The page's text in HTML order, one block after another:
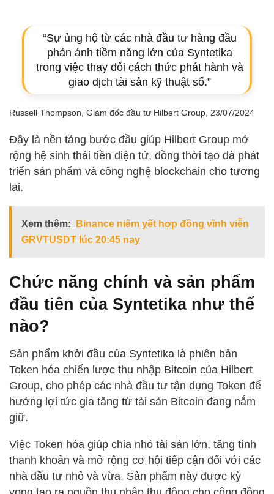
“Sự ủng hộ từ các nhà đầu tư hàng đầu
phản ánh tiềm năng lớn của Syntetika
trong việc thay đổi cách thức phát hành và
giao dịch tài sản kỹ thuật số.”
Russell Thompson, Giám đốc đầu tư Hilbert Group, 23/07/2024
Đây là nền tảng bước đầu giúp Hilbert Group mở
rộng hệ sinh thái tiền điện tử, đồng thời tạo đà phát
triển sản phẩm và công nghệ blockchain cho tương
lai.
Xem thêm:
Binance niêm yết hợp đồng vĩnh viễn
GRVTUSDT lúc 20:45 nay
Chức năng chính và sản phẩm
đầu tiên của Syntetika như thế
nào?
Sản phẩm khởi đầu của Syntetika là phiên bản
Token hóa chiến lược thu nhập Bitcoin của Hilbert
Group, cho phép các nhà đầu tư tận dụng Token để
hưởng lợi tức gia tăng từ tài sản Bitcoin đang nắm
giữ.
Việc Token hóa giúp chia nhỏ tài sản lớn, tăng tính
thanh khoản và mở rộng cơ hội tiếp cận đối với các
nhà đầu tư nhỏ và vừa. Sản phẩm này được kỳ